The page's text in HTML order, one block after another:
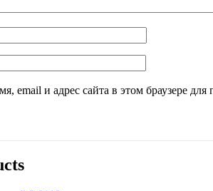
email и адрес сайта в этом браузере